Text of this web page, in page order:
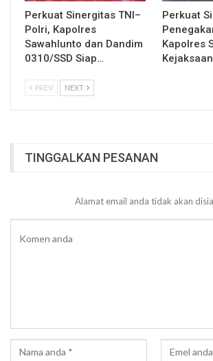
Perkuat Sinergitas TNI–
Polri, Kapolres
Sawahlunto dan Dandim
0310/SSD Siap…
Perkuat
Kapolres
PREV NEXT
TINGGALKAN PESANAN
Alamat email anda tidak akan